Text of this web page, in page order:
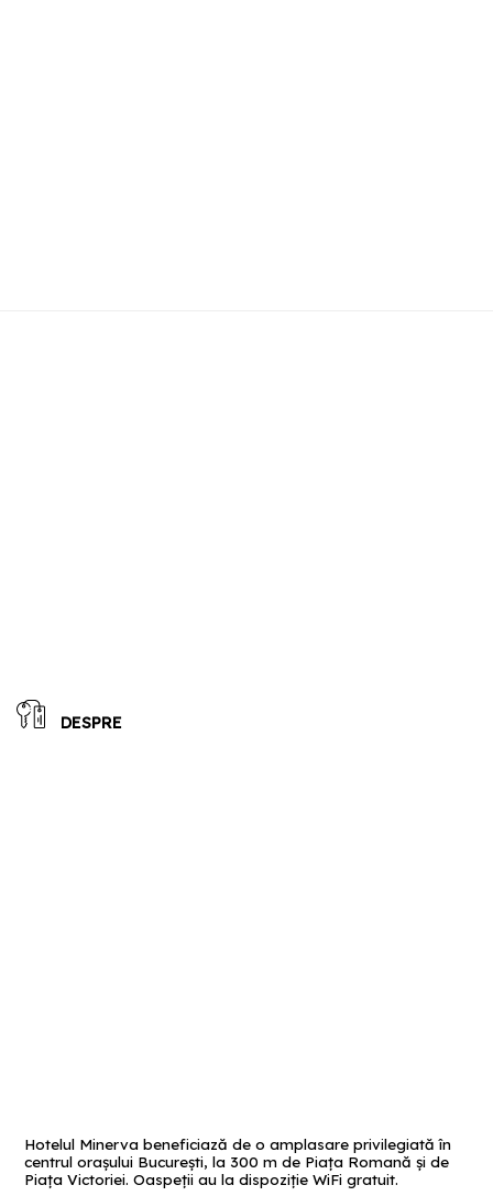
DESPRE
Hotelul Minerva beneficiază de o amplasare privilegiată în
centrul orașului București, la 300 m de Piața Romană și de
Piața Victoriei. Oaspeții au la dispoziție WiFi gratuit.